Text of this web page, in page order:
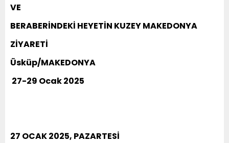
VE
BERABERİNDEKİ HEYETİN KUZEY MAKEDONYA
ZİYARETİ
Üsküp/MAKEDONYA
27-29 Ocak 2025
27 OCAK 2025, PAZARTESİ